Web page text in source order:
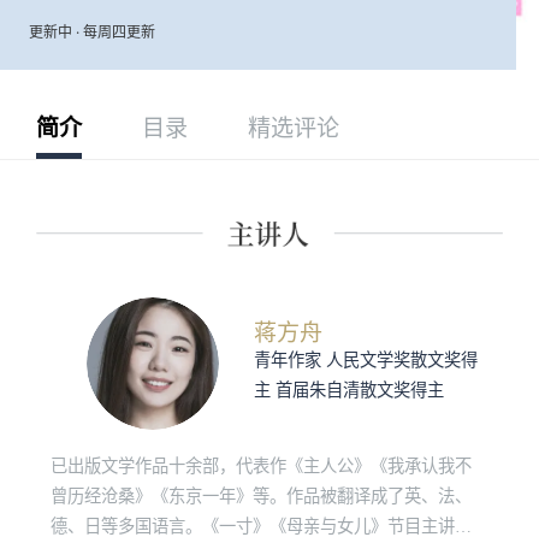
更新中 · 每周四更新
简介 目录 精选评论
蒋方舟
青年作家 人民文学奖散文奖得
主 首届朱自清散文奖得主
已出版文学作品十余部，代表作《主人公》《我承认我不
曾历经沧桑》《东京一年》等。作品被翻译成了英、法、
德、日等多国语言。《一寸》《母亲与女儿》节目主讲